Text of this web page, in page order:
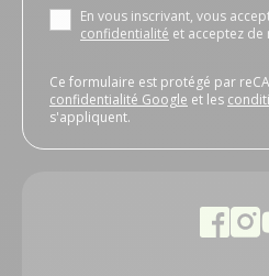
En vous inscrivant, vous
confidentialité et acceptez
Ce formulaire est protégé par
confidentialité Google et les
s'appliquent.